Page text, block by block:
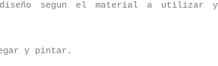
segun el material a utilizar
y pintar.